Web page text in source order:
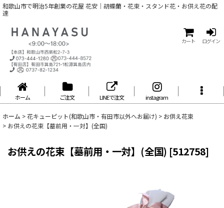
和歌山市で明治5年創業の花屋 花安｜胡蝶蘭・花束・スタンド花・お供え花の配
達
カート ログイン
ホーム ご注文 LINEで注文 instagram
ホーム >花キューピット(和歌山市・有田市以外へお届け) > お供え花束
> お供えの花束【墓前用・一対】(全国)
お供えの花束【墓前用・一対】(全国) [512758]